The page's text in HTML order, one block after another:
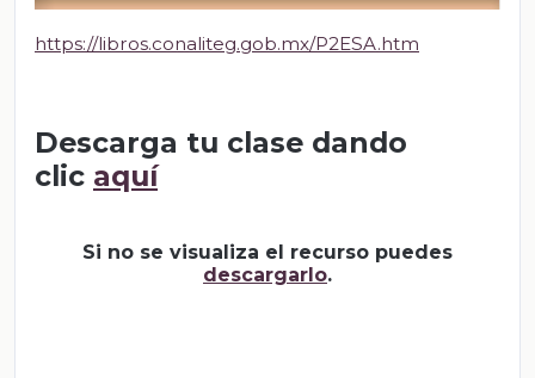
https://libros.conaliteg.gob.mx/P2ESA.htm
Descarga tu clase dando
clic aquí
Si no se visualiza el recurso puedes
descargarlo.